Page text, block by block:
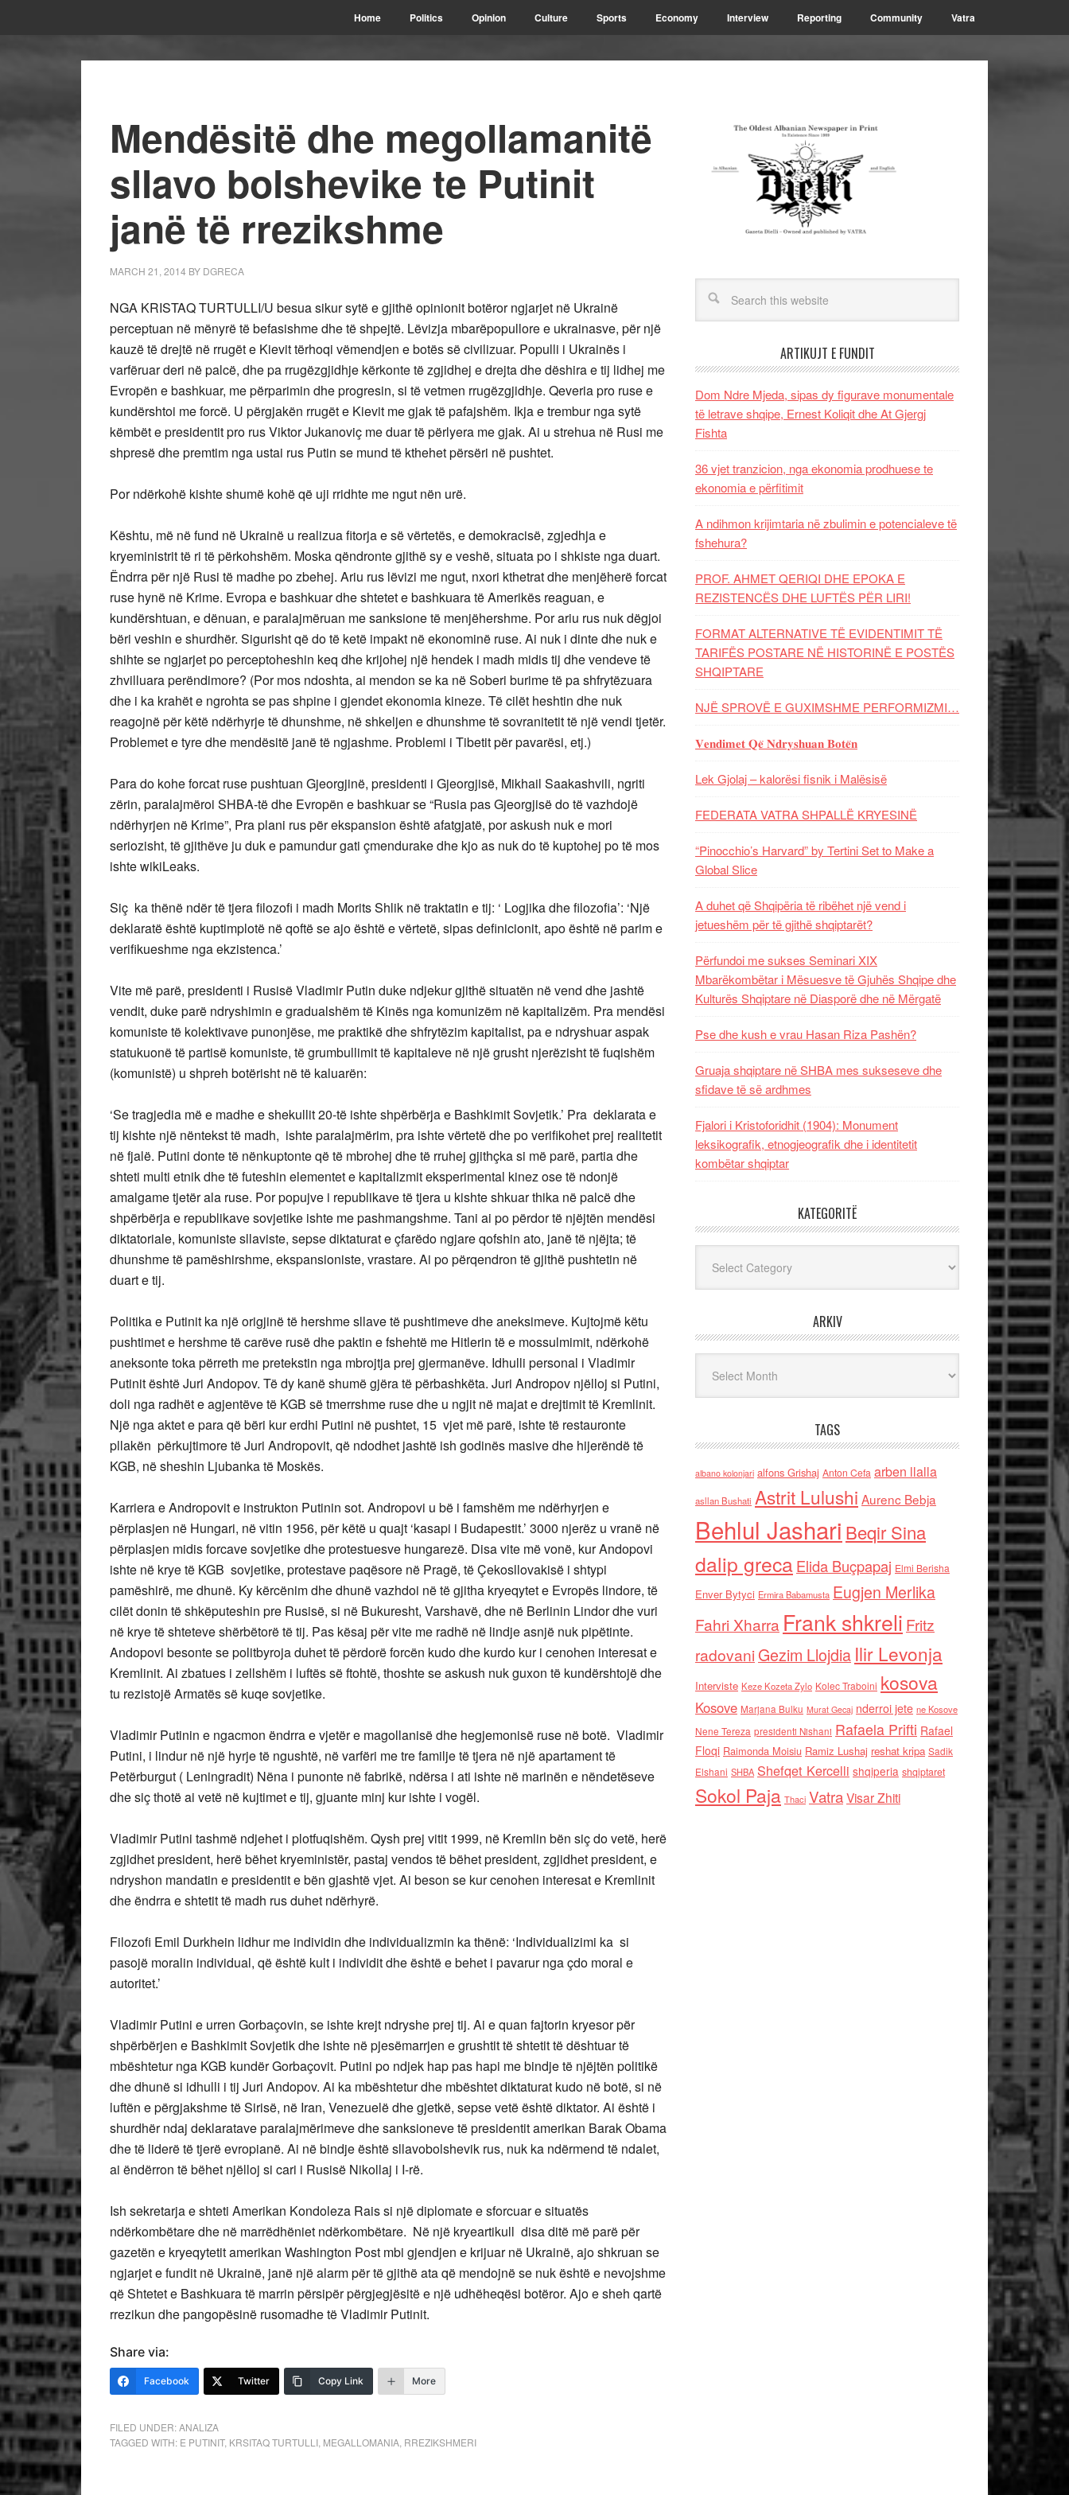
Home Politics Opinion Culture Sports Economy Interview Reporting Community Vatra
Mendësitë dhe megollamanitë
sllavo bolshevike te Putinit
janë të rrezikshme
MARCH 21, 2014 BY DGRECA
NGA KRISTAQ TURTULLI/U besua sikur sytë e gjithë opinionit botëror ngjarjet në Ukrainë
perceptuan në mënyrë të befasishme dhe të shpejtë. Lëvizja mbarëpopullore e ukrainasve, për një
kauzë të drejtë në rrugët e Kievit tërhoqi vëmendjen e botës së civilizuar. Populli i Ukrainës i
varfëruar deri në palcë, dhe pa rrugëzgjidhje kërkonte të zgjidhej e drejta dhe dëshira e tij lidhej me
Evropën e bashkuar, me përparimin dhe progresin, si të vetmen rrugëzgjidhje. Qeveria pro ruse e
kundërshtoi me forcë. U përgjakën rrugët e Kievit me gjak të pafajshëm. Ikja e trembur nga sytë
këmbët e presidentit pro rus Viktor Jukanoviç me duar të përlyera me gjak. Ai u strehua në Rusi me
shpresë dhe premtim nga ustai rus Putin se mund të kthehet përsëri në pushtet.
Por ndërkohë kishte shumë kohë që uji rridhte me ngut nën urë.
Kështu, më në fund në Ukrainë u realizua fitorja e së vërtetës, e demokracisë, zgjedhja e
kryeministrit të ri të përkohshëm. Moska qëndronte gjithë sy e veshë, situata po i shkiste nga duart.
Ëndrra për një Rusi të madhe po zbehej. Ariu rus lëvizi me ngut, nxori kthetrat dhe menjëherë forcat
ruse hynë në Krime. Evropa e bashkuar dhe shtetet e bashkuara të Amerikës reaguan, e
kundërshtuan, e dënuan, e paralajmëruan me sanksione të menjëhershme. Por ariu rus nuk dëgjoi
bëri veshin e shurdhër. Sigurisht që do të ketë impakt në ekonominë ruse. Ai nuk i dinte dhe nuk e
shihte se ngjarjet po perceptoheshin keq dhe krijohej një hendek i madh midis tij dhe vendeve të
zhvilluara perëndimore? (Por mos ndoshta, ai mendon se ka në Soberi burime të pa shfrytëzuara
dhe i ka krahët e ngrohta se pas shpine i gjendet ekonomia kineze. Të cilët heshtin dhe nuk
reagojnë për këtë ndërhyrje të dhunshme, në shkeljen e dhunshme të sovranitetit të një vendi tjetër.
Problemet e tyre dhe mendësitë janë të ngjashme. Problemi i Tibetit për pavarësi, etj.)
Para do kohe forcat ruse pushtuan Gjeorgjinë, presidenti i Gjeorgjisë, Mikhail Saakashvili, ngriti
zërin, paralajmëroi SHBA-të dhe Evropën e bashkuar se “Rusia pas Gjeorgjisë do të vazhdojë
ndërhyrjen në Krime”, Pra plani rus për ekspansion është afatgjatë, por askush nuk e mori
seriozisht, të gjithëve ju duk e pamundur gati çmendurake dhe kjo as nuk do të kuptohej po të mos
ishte wikiLeaks.
Siç ka thënë ndër të tjera filozofi i madh Morits Shlik në traktatin e tij: ‘ Logjika dhe filozofia’: ‘Një
deklaratë është kuptimplotë në qoftë se ajo është e vërtetë, sipas definicionit, apo është në parim e
verifikueshme nga ekzistenca.’
Vite më parë, presidenti i Rusisë Vladimir Putin duke ndjekur gjithë situatën në vend dhe jashtë
vendit, duke parë ndryshimin e gradualshëm të Kinës nga komunizëm në kapitalizëm. Pra mendësi
komuniste të kolektivave punonjëse, me praktikë dhe shfrytëzim kapitalist, pa e ndryshuar aspak
statukuonë të partisë komuniste, të grumbullimit të kapitaleve në një grusht njerëzisht të fuqishëm
(komunistë) u shpreh botërisht në të kaluarën:
‘Se tragjedia më e madhe e shekullit 20-të ishte shpërbërja e Bashkimit Sovjetik.’ Pra deklarata e
tij kishte një nëntekst të madh, ishte paralajmërim, pra ishte vërtetë dhe po verifikohet prej realitetit
në fjalë. Putini donte të nënkuptonte që të mbrohej dhe të rruhej gjithçka si më parë, partia dhe
shteti multi etnik dhe të futeshin elementet e kapitalizmit eksperimental kinez ose të ndonjë
amalgame tjetër ala ruse. Por popujve i republikave të tjera u kishte shkuar thika në palcë dhe
shpërbërja e republikave sovjetike ishte me pashmangshme. Tani ai po përdor të njëjtën mendësi
diktatoriale, komuniste sllaviste, sepse diktaturat e çfarëdo ngjare qofshin ato, janë të njëjta; të
dhunshme të pamëshirshme, ekspansioniste, vrastare. Ai po përqendron të gjithë pushtetin në
duart e tij.
Politika e Putinit ka një origjinë të hershme sllave të pushtimeve dhe aneksimeve. Kujtojmë këtu
pushtimet e hershme të carëve rusë dhe paktin e fshehtë me Hitlerin të e mossulmimit, ndërkohë
aneksonte toka përreth me pretekstin nga mbrojtja prej gjermanëve. Idhulli personal i Vladimir
Putinit është Juri Andopov. Të dy kanë shumë gjëra të përbashkëta. Juri Andropov njëlloj si Putini,
doli nga radhët e agjentëve të KGB së tmerrshme ruse dhe u ngjit në majat e drejtimit të Kremlinit.
Një nga aktet e para që bëri kur erdhi Putini në pushtet, 15 vjet më parë, ishte të restauronte
pllakën përkujtimore të Juri Andropovit, që ndodhet jashtë ish godinës masive dhe hijerëndë të
KGB, në sheshin Ljubanka të Moskës.
Karriera e Andropovit e instrukton Putinin sot. Andropovi u bë i famshëm me ndërhyrjen e
përplasjen në Hungari, në vitin 1956, për këtë u quajt ‘kasapi i Budapestit.’ 3000 njerëz u vranë në
përplasjen midis forcave sovjetike dhe protestuesve hungarezë. Disa vite më vonë, kur Andopovi
ishte në krye të KGB sovjetike, protestave paqësore në Pragë, të Çekosllovakisë i shtypi
pamëshirë, me dhunë. Ky kërcënim dhe dhunë vazhdoi në të gjitha kryeqytet e Evropës lindore, të
cilët donin të shkëputeshin pre Rusisë, si në Bukuresht, Varshavë, dhe në Berlinin Lindor dhe vuri
në krye të shteteve shërbëtorë të tij. Pas kësaj për vite me radhë në lindje asnjë nuk pipëtinte.
Andopovi besonte se politbyroja duhet të përdorë forcën kudo dhe kurdo kur i cenohen interesat e
Kremlinit. Ai zbatues i zellshëm i luftës së ftohtë, thoshte se askush nuk guxon të kundërshtojë dhe
tu rezistojë Armatës së kuqe sovjetike.
Vladimir Putinin e ngacmon ëndrra e vjetër e magollanisë dhe hegjemonisë ruse në botë. Vladimir
Putini, i lindur në një hyrje të ngushtë, në varfëri me tre familje të tjera në një apartament të
Petërburgut ( Leningradit) Nëna i punonte në fabrikë, ndërsa i ati ishte në marinën e nëndetëseve
dhe siç thotë ai vetë në kujtimet e tij, gjuante minj kur ishte i vogël.
Vladimir Putini tashmë ndjehet i plotfuqishëm. Qysh prej vitit 1999, në Kremlin bën siç do vetë, herë
zgjidhet president, herë bëhet kryeministër, pastaj vendos të bëhet president, zgjidhet president, e
ndryshon mandatin e presidentit e bën gjashtë vjet. Ai beson se kur cenohen interesat e Kremlinit
dhe ëndrra e shtetit të madh rus duhet ndërhyrë.
Filozofi Emil Durkhein lidhur me individin dhe individualizmin ka thënë: ‘Individualizimi ka si
pasojë moralin individual, që është kult i individit dhe është e behet i pavarur nga çdo moral e
autoritet.’
Vladimir Putini e urren Gorbaçovin, se ishte krejt ndryshe prej tij. Ai e quan fajtorin kryesor për
shpërbërjen e Bashkimit Sovjetik dhe ishte në pjesëmarrjen e grushtit të shtetit të dështuar të
mbështetur nga KGB kundër Gorbaçovit. Putini po ndjek hap pas hapi me bindje të njëjtën politikë
dhe dhunë si idhulli i tij Juri Andopov. Ai ka mbështetur dhe mbështet diktaturat kudo në botë, si në
luftën e përgjakshme të Sirisë, në Iran, Venezuelë dhe gjetkë, sepse vetë është diktator. Ai është i
shurdhër ndaj deklaratave paralajmërimeve dhe sanksioneve të presidentit amerikan Barak Obama
dhe të liderë të tjerë evropianë. Ai në bindje është sllavobolshevik rus, nuk ka ndërmend të ndalet,
ai ëndërron të bëhet njëlloj si cari i Rusisë Nikollaj i I-rë.
Ish sekretarja e shteti Amerikan Kondoleza Rais si një diplomate e sforcuar e situatës
ndërkombëtare dhe në marrëdhëniet ndërkombëtare. Në një kryeartikull disa ditë më parë për
gazetën e kryeqytetit amerikan Washington Post mbi gjendjen e krijuar në Ukrainë, ajo shkruan se
ngjarjet e fundit në Ukrainë, janë një alarm për të gjithë ata që mendojnë se nuk është e nevojshme
që Shtetet e Bashkuara të marrin përsipër përgjegjësitë e një udhëheqësi botëror. Ajo e sheh qartë
rrezikun dhe pangopësinë rusomadhe të Vladimir Putinit.
Share via:
Facebook Twitter Copy Link More
FILED UNDER:ANALIZA
TAGGED WITH: E PUTINIT, KRSITAQ TURTULLI MEGALLOMANIA RREZIKSHMERI
ARTIKUJT E FUNDIT
Dom Ndre Mjeda, sipas dy figurave monumentale
të letrave shqipe, Ernest Koliqit dhe At Gjergj
Fishta
36 vjet tranzicion, nga ekonomia prodhuese te
ekonomia e përfitimit
A ndihmon krijimtaria në zbulimin e potencialeve të
fshehura?
PROF. AHMET QERIQI DHE EPOKA E
REZISTENCЁS DHE LUFTЁS PЁR LIRI!
FORMAT ALTERNATIVE TË EVIDENTIMIT TË
TARIFËS POSTARE NË HISTORINË E POSTËS
SHQIPTARE
NJË SPROVË E GUXIMSHME PERFORMIZMI…
𝐕𝐞𝐧𝐝𝐢𝐦𝐞𝐭 𝐐𝐞̈ 𝐍𝐝𝐫𝐲𝐬𝐡𝐮𝐚𝐧 𝐁𝐨𝐭𝐞̈𝐧
Lek Gjolaj – kalorësi fisnik i Malësisë
FEDERATA VATRA SHPALLË KRYESINË
“Pinocchio’s Harvard” by Tertini Set to Make a
Global Slice
A duhet që Shqipëria të ribëhet një vend i
jetueshëm për të gjithë shqiptarët?
Përfundoi me sukses Seminari XIX
Mbarëkombëtar i Mësuesve të Gjuhës Shqipe dhe
Kulturës Shqiptare në Diasporë dhe në Mërgatë
Pse dhe kush e vrau Hasan Riza Pashën?
Gruaja shqiptare në SHBA mes sukseseve dhe
sfidave të së ardhmes
Fjalori i Kristoforidhit (1904): Monument
leksikografik, etnogjeografik dhe i identitetit
kombëtar shqiptar
KATEGORITË
ARKIV
TAGS
albano kolonjari alfons Grishaj Anton Cefa arben llalla
asllan Bushati Astrit Lulushi Aurenc Bebja
Behlul Jashari Beqir Sina
dalip grecaElida Buçpapaj Elmi Berisha
Enver Bytyci Ermira Babamusta Eugjen Merlika
Fahri Xharra Frank shkreli Fritz
radovaniGezim Llojdia Ilir Levonja
Interviste Keze Kozeta Zylo Kolec Traboini kosova
Kosove Marjana Bulku Murat Gecaj nderroi jete ne Kosove
Nene Tereza presidenti Nishani Rafaela Prifti Rafael
Floqi Raimonda Moisiu Ramiz Lushaj reshat kripa Sadik
Elshani SHBA Shefqet Kercelli shqiperia shqiptaret
Sokol Paja Thaci VatraVisar Zhiti